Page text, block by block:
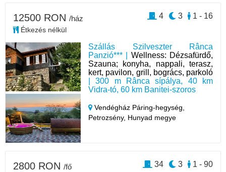
Szállás Szilveszter Rânca
Panzió*** | Wellness: Dézsafürdő,
Szauna; konyha, nappali, terasz,
kert, pavilon, grill, bogrács, parkoló
| 300 m Rânca sípálya, 40 km
Vidra-tó, 60 km Banitei-szoros
Vendégház Páring-hegység,
Petrozsény, Hunyad megye
12500 RON /ház
Étkezés nélkül
1 - 16
3
4
2800 RON /fő 1 - 90
3
34